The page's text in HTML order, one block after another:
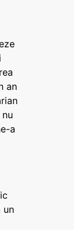
an
a
un